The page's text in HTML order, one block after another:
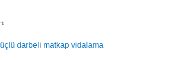
darbeli matkap vidalama